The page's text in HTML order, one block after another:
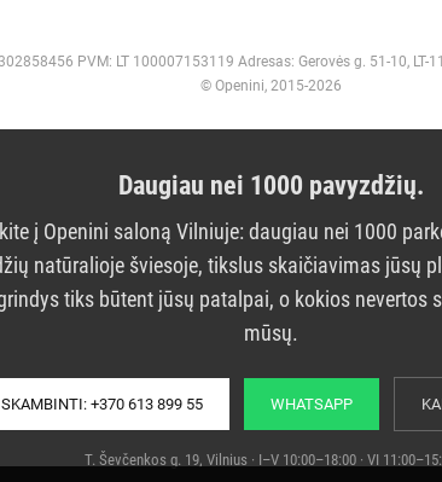
PVM: LT 100007153119 Adresas: Gerovės g. 51-10, LT-
© Openini, 2015-2026
Daugiau nei 1000 pavyzdžių.
į Openini saloną Vilniuje: daugiau nei 1000
natūralioje šviesoje, tikslus skaičiavimas jūsų
tiks būtent jūsų patalpai, o kokios nevertos
mūsų.
SKAMBINTI: +370 613 899 55 WHATSAPP
T. Ševčenkos g. 19, Vilnius · I–V 10:00–18:00 · VI